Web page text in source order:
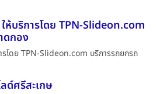
ห้บริการโดย TPN-Slideon.com
ดกอง
รโดย TPN-Slideon.com บริการรถยกรถ
ด์ศรีสะเกษ